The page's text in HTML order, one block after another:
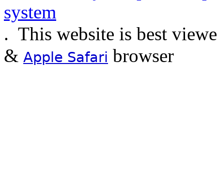
. This website is best
& Apple Safari browser